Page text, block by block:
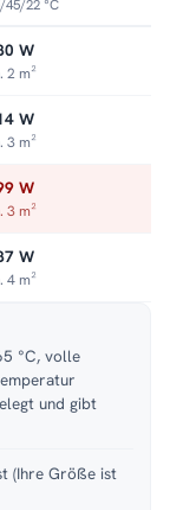
45/22 °C
W
2 m²
W
3 m²
W
3 m²
W
4 m²
°C, volle
und gibt
(Ihre Größe ist